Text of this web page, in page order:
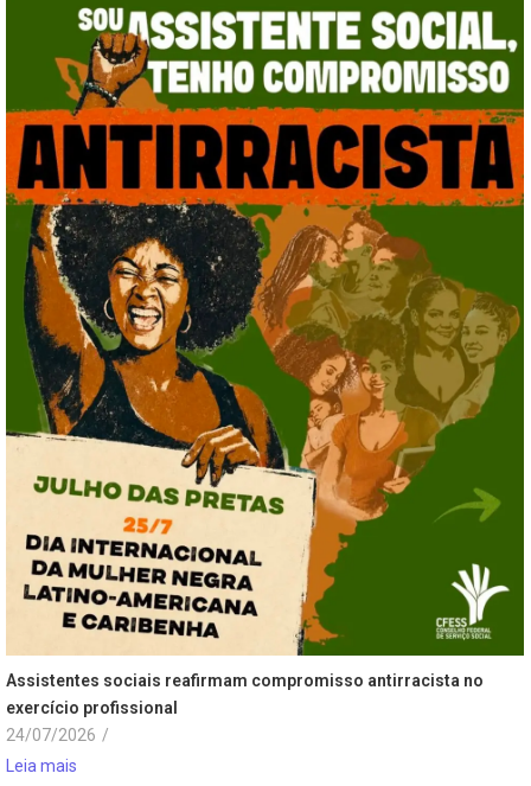
Assistentes sociais reafirmam compromisso antirracista no
exercício profissional
24/07/2026 /
Leia mais